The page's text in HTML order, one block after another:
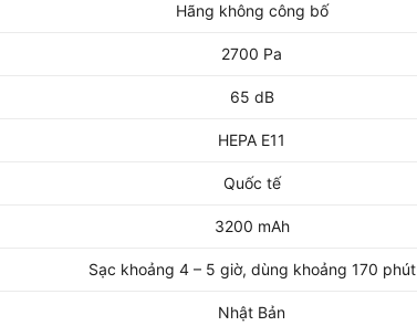
Hãng không công bố
2700 Pa
65 dB
HEPA E11
Quốc tế
3200 mAh
Sạc khoảng 4 – 5 giờ, dùng khoảng 170 phút
Nhật Bản